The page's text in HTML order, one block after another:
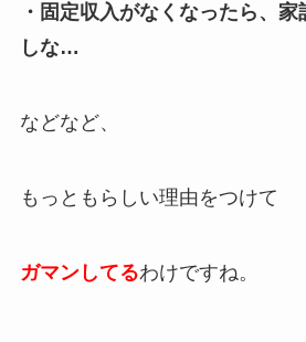
・固定収入がなくなったら、
しな…
などなど、
もっともらしい理由をつけて
ガマンしてるわけですね。